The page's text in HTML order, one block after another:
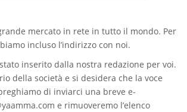
mercato in rete in tutto il mondo. Per
incluso l’indirizzo con noi.
inserito dalla nostra redazione per voi.
della società e si desidera che la voce
di inviarci una breve e-
e rimuoveremo l’elenco